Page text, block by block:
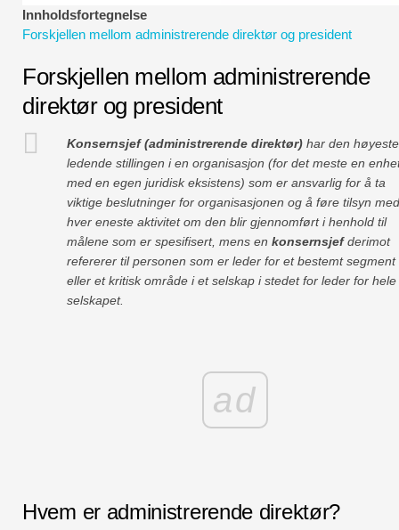
Økonomiske modelleringsveiledninger
Risikostyringsveiledninger
Innholdsfortegnelse
Forskjellen mellom administrerende direktør og president
Forskjellen mellom administrerende
direktør og president
Konsernsjef (administrerende direktør) har den høyeste
ledende stillingen i en organisasjon (for det meste en
med en egen juridisk eksistens) som er ansvarlig for å ta
viktige beslutninger for organisasjonen og å føre tilsyn med
hver eneste aktivitet om den blir gjennomført i henhold til
målene som er spesifisert, mens en konsernsjefderimot
refererer til personen som er leder for et bestemt segment
eller et kritisk område i et selskap i stedet for leder for hele
selskapet.
ad
Hvem er administrerende direktør?